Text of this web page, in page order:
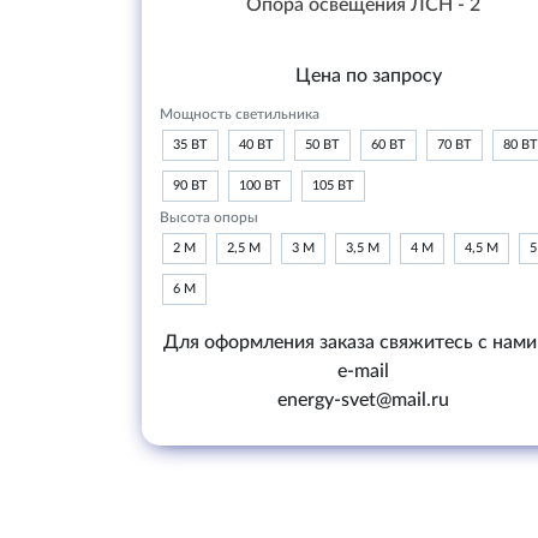
Опора освещения ЛСН - 2
Цена по запросу
Мощность светильника
35 ВТ 40 ВТ 50 ВТ 60 ВТ 70 ВТ 80 ВТ
90 ВТ 100 ВТ 105 ВТ
Высота опоры
2 М 2,5 М 3 М 3,5 М 4 М 4,5 М
6 М
Для оформления заказа свяжитесь с
e-mail
energy-svet@mail.ru